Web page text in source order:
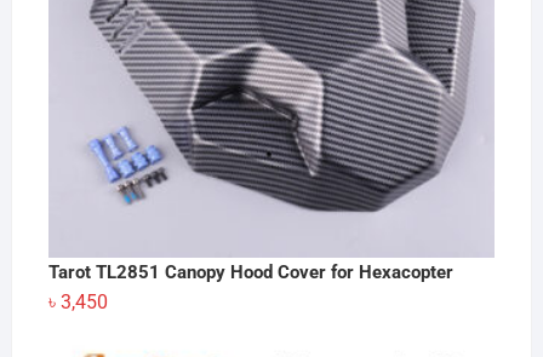
Tarot TL2851 Canopy Hood Cover for Hexacopter
৳ 3,450